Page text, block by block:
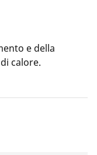
e della
calore.